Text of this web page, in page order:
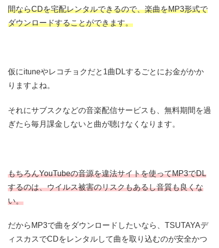
間ならCDを宅配レンタルできるので、楽曲をMP3形式で
ダウンロードすることができます。
仮にituneやレコチョクだと1曲DLするごとにお金がかか
りますよね。
それにサブスクなどの音楽配信サービスも、無料期間を過
ぎたら毎月課金しないと曲が聴けなくなります。
もちろんYouTubeの音源を違法サイトを使ってMP3でDL
するのは、ウイルス被害のリスクもあるし音質も良くな
い。
だからMP3で曲をダウンロードしたいなら、TSUTAYAデ
ィスカスでCDをレンタルして曲を取り込むのが安全かつ